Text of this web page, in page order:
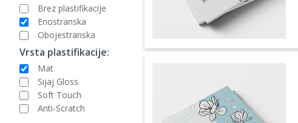
Brez plastifikacije
Enostranska
Obojestranska
Vrsta plastifikacije:
Mat
Sijaj Gloss
Soft Touch
Anti-Scratch